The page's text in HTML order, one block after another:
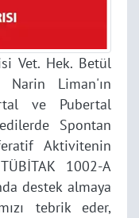
Vet. Hek. Betül
Narin Liman'ın
ve Pubertal
Spontan
Aktivitenin
1002-A
destek almaya
tebrik eder,